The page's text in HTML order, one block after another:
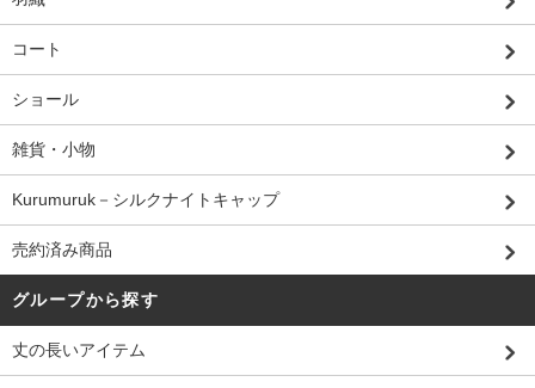
コート
ショール
雑貨・小物
Kurumuruk－シルクナイトキャップ
売約済み商品
グループから探す
丈の長いアイテム